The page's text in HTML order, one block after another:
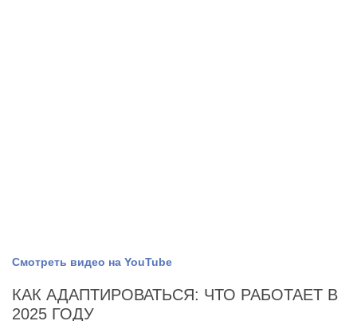
Смотреть видео на YouTube
КАК АДАПТИРОВАТЬСЯ: ЧТО РАБОТАЕТ В
2025 ГОДУ